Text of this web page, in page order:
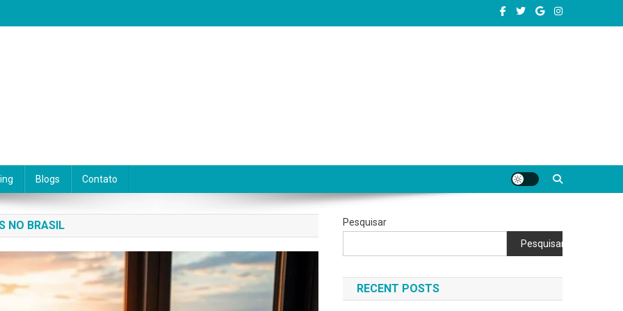
Blogs Contato
NO BRASIL
Pesquisar
Pesquisar
RECENT POSTS